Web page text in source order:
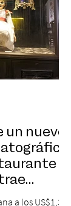
nuevo
a los US$1,3